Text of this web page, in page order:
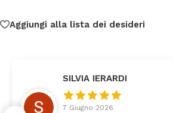
Aggiungi alla lista dei desideri
SILVIA IERARDI
7 Giugno 2026